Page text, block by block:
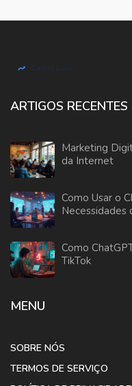
ARTIGOS RECENTES
Marketing
da Internet
Como Usar o
Como
TikTok
MENU
SOBRE NÓS
TERMOS DE SERVIÇO